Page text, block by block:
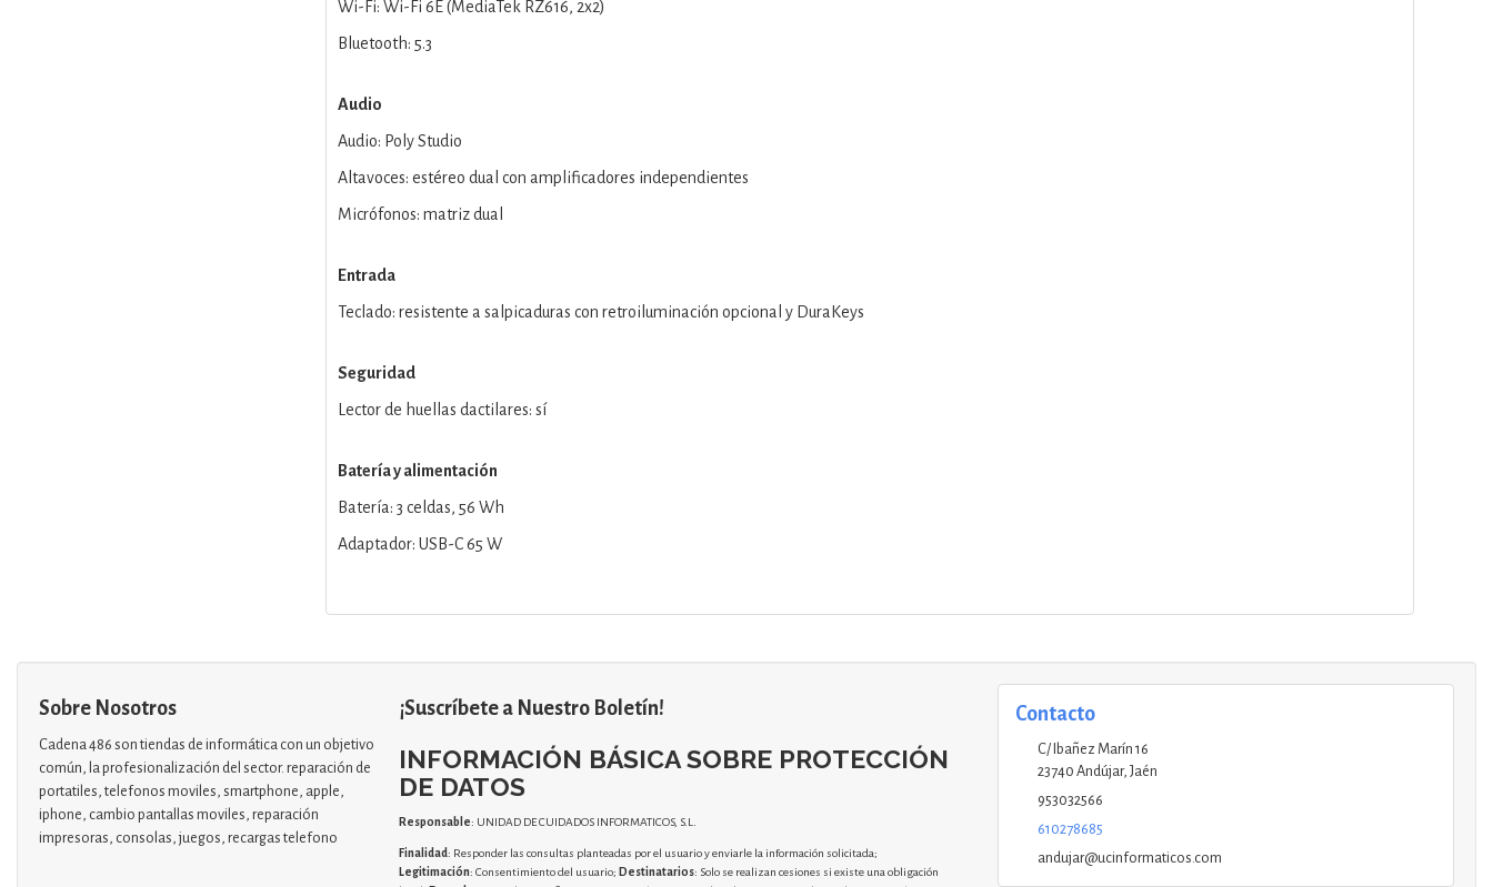
Wi-Fi: Wi-Fi 6E (MediaTek RZ616, 2x2)
Bluetooth: 5.3
Audio
Audio: Poly Studio
Altavoces: estéreo dual con amplificadores independientes
Micrófonos: matriz dual
Entrada
Teclado: resistente a salpicaduras con retroiluminación opcional y DuraKeys
Seguridad
Lector de huellas dactilares: sí
Batería y alimentación
Batería: 3 celdas, 56 Wh
Adaptador: USB-C 65 W
Sobre Nosotros
Cadena 486 son tiendas de informática con un objetivo
común, la profesionalización del sector. reparación de
portatiles, telefonos moviles, smartphone, apple,
iphone, cambio pantallas moviles, reparación
impresoras, consolas, juegos, recargas telefono
¡Suscríbete a Nuestro Boletín!
INFORMACIÓN BÁSICA SOBRE PROTECCIÓN
DE DATOS
Responsable: UNIDAD DE CUIDADOS INFORMATICOS, S.L.
Finalidad: Responder las consultas planteadas por el usuario y enviarle la información solicitada;
Legitimación: Consentimiento del usuario; Destinatarios: Solo se realizan cesiones si existe una obligación
Contacto
C/ Ibañez Marín 16
23740 Andújar, Jaén
953032566
610278685
andujar@ucinformaticos.com